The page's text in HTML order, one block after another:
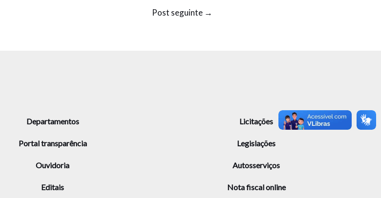
Post seguinte →
Departamentos
Portal transparência
Ouvidoria
Editais
Licitações
Legislações
Autosserviços
Nota fiscal online